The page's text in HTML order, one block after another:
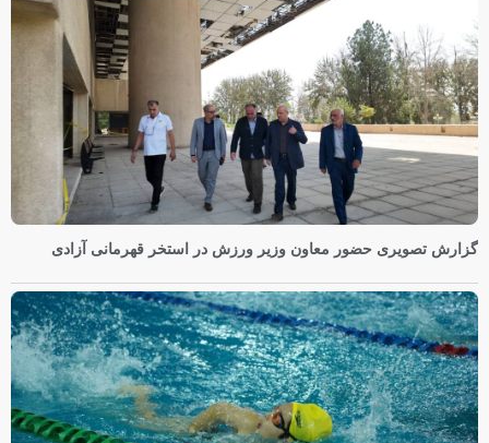
گزارش تصویری حضور معاون وزیر ورزش در استخر قهرمانی آزادی